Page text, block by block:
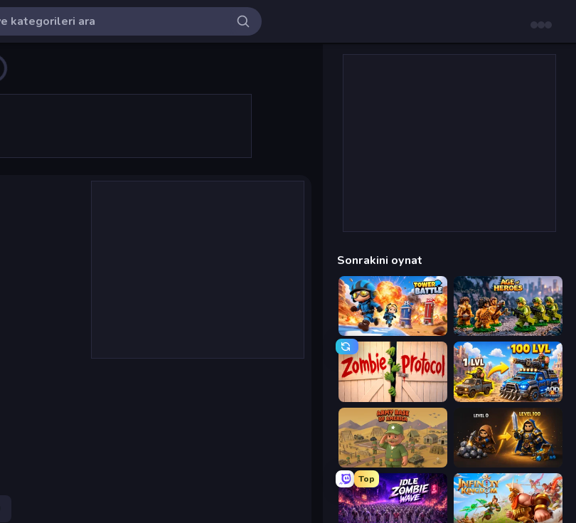
Sonrakini oynat
Tower Battle Age of Heroes
Zombie Protocol AOD - Art Of Defense
Army Base Of America Gothic Story RPG
Top